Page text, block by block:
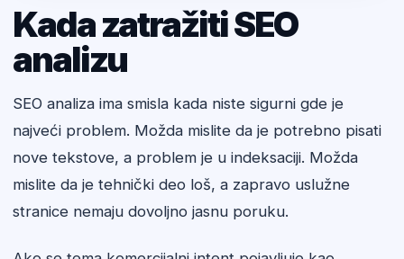
Kada zatražiti SEO
analizu
SEO analiza ima smisla kada niste sigurni gde je
najveći problem. Možda mislite da je potrebno pisati
nove tekstove, a problem je u indeksaciji. Možda
mislite da je tehnički deo loš, a zapravo uslužne
stranice nemaju dovoljno jasnu poruku.